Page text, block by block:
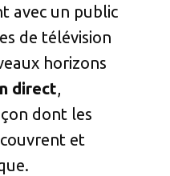
avec un public
de télévision
horizons
direct,
dont les
et